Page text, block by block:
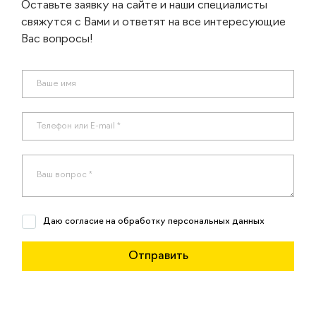
Оставьте заявку на сайте и наши специалисты
свяжутся с Вами и ответят на все интересующие
Вас вопросы!
Даю согласие на обработку персональных данных